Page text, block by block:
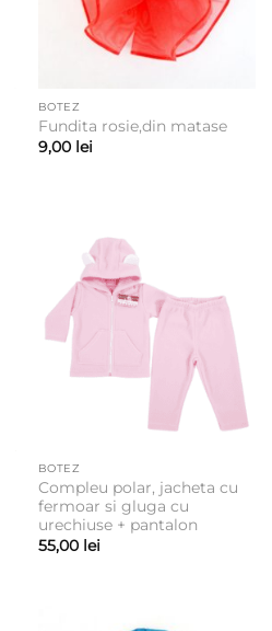
BOTEZ
Fundita rosie,din matase
9,00 lei
BOTEZ
Compleu polar, jacheta cu
fermoar si gluga cu
urechiuse + pantalon
55,00 lei